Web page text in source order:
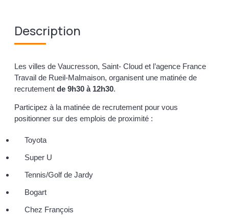
Description
Les villes de Vaucresson, Saint- Cloud et l’agence France
Travail de Rueil-Malmaison, organisent une matinée de
recrutementde 9h30 à 12h30.
Participez à la matinée de recrutement pour vous
positionner sur des emplois de proximité :
Toyota
Super U
Tennis/Golf de Jardy
Bogart
Chez François